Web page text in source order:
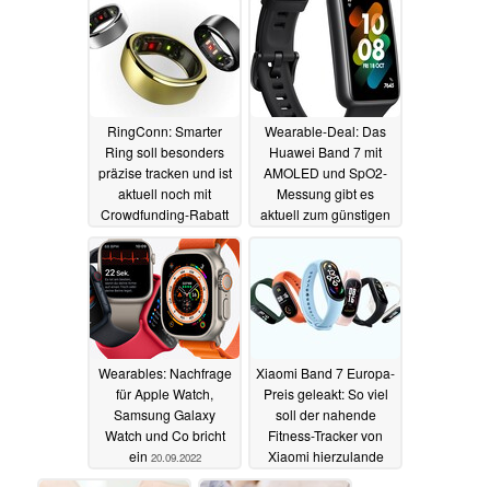
RingConn: Smarter
Ring soll besonders
präzise tracken und ist
aktuell noch mit
Crowdfunding-Rabatt
zu haben
22.11.2022
Wearable-Deal: Das
Huawei Band 7 mit
AMOLED und SpO2-
Messung gibt es
aktuell zum günstigen
19.10.2022
Wearables: Nachfrage
für Apple Watch,
Samsung Galaxy
Watch und Co bricht
ein 20.09.2022
Xiaomi Band 7 Europa-
Preis geleakt: So viel
soll der nahende
Fitness-Tracker von
Xiaomi hierzulande
kosten14.06.2022